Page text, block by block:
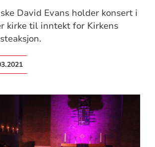
David Evans holder konsert i
kirke til inntekt for Kirkens